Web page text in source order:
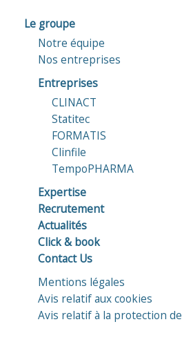
Le groupe
Notre équipe
Nos entreprises
Entreprises
CLINACT
Statitec
FORMATIS
Clinfile
TempoPHARMA
Expertise
Recrutement
Actualités
Click & book
Contact Us
Mentions légales
Avis relatif aux cookies
Avis relatif à la protection